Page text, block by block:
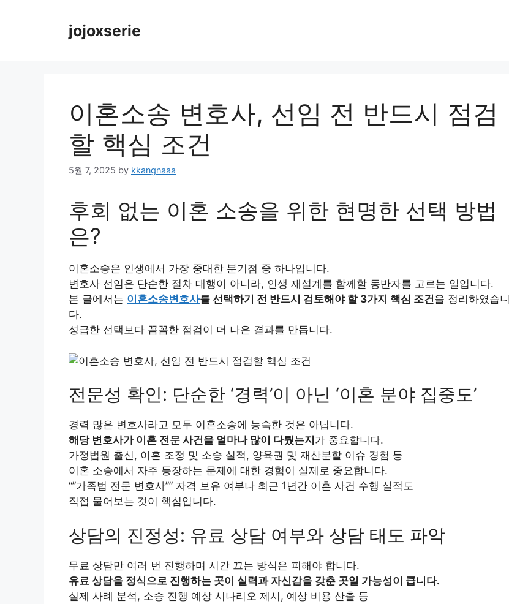
jojoxserie
이혼소송 변호사, 선임 전 반드시 점검
할 핵심 조건
5월 7, 2025 by kkangnaaa
후회 없는 이혼 소송을 위한 현명한 선택 방법
은?
이혼소송은 인생에서 가장 중대한 분기점 중 하나입니다.
변호사 선임은 단순한 절차 대행이 아니라, 인생 재설계를 함께할 동반자를 고르는 일입니다.
본 글에서는 이혼소송변호사를 선택하기 전 반드시 검토해야 할 3가지 핵심 조건을 정리하였습니
다.
성급한 선택보다 꼼꼼한 점검이 더 나은 결과를 만듭니다.
전문성 확인: 단순한 ‘경력’이 아닌 ‘이혼 분야 집중도’
경력 많은 변호사라고 모두 이혼소송에 능숙한 것은 아닙니다.
해당 변호사가 이혼 전문 사건을 얼마나 많이 다뤘는지 가 중요합니다.
가정법원 출신, 이혼 조정 및 소송 실적, 양육권 및 재산분할 이슈 경험 등
이혼 소송에서 자주 등장하는 문제에 대한 경험이 실제로 중요합니다.
“”가족법 전문 변호사”” 자격 보유 여부나 최근 1년간 이혼 사건 수행 실적도
직접 물어보는 것이 핵심입니다.
상담의 진정성: 유료 상담 여부와 상담 태도 파악
무료 상담만 여러 번 진행하며 시간 끄는 방식은 피해야 합니다.
유료 상담을 정식으로 진행하는 곳이 실력과 자신감을 갖춘 곳일 가능성이 큽니다.
실제 사례 분석, 소송 진행 예상 시나리오 제시, 예상 비용 산출 등